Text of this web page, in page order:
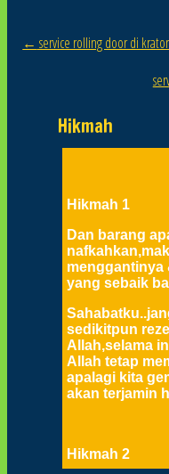
Post navigation
← service rolling door di
Hikmah
Hikmah 1
Dan barang
menggantinya
yang sebaik
sedikitpun
Allah,selama
Allah tetap
apalagi kita
akan terjamin
Hikmah 2